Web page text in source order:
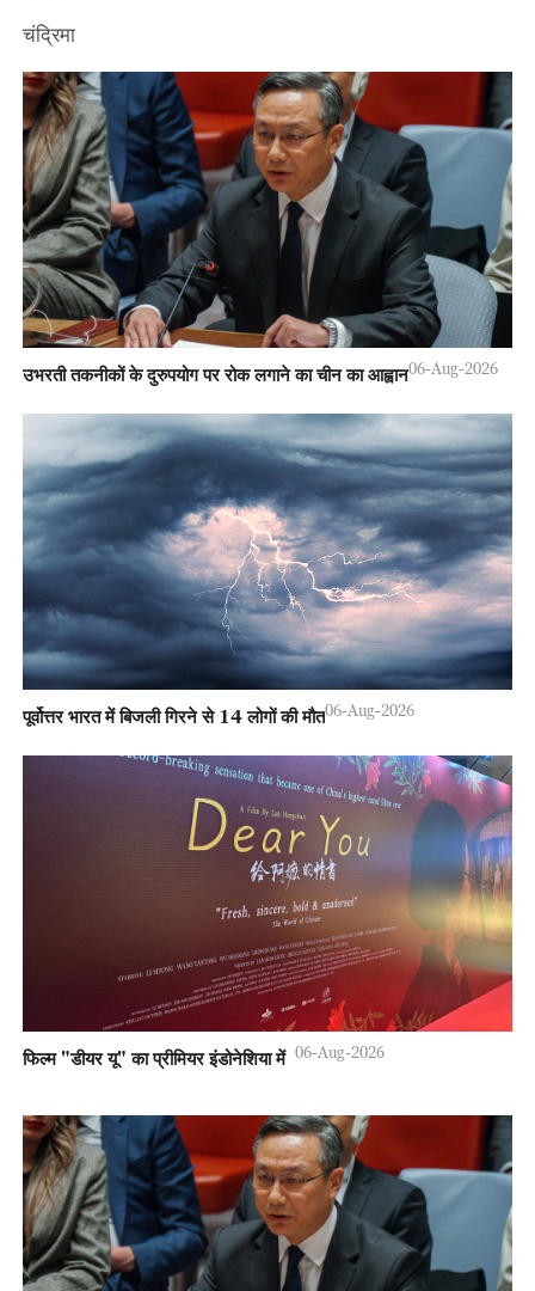
चंद्रिमा
उभरती तकनीकों के दुरुपयोग पर रोक लगाने का चीन का आह्वान06-Aug-2026
पूर्वोत्तर भारत में बिजली गिरने से 14 लोगों की मौत06-Aug-2026
फिल्म "डीयर यू" का प्रीमियर इंडोनेशिया में 06-Aug-2026